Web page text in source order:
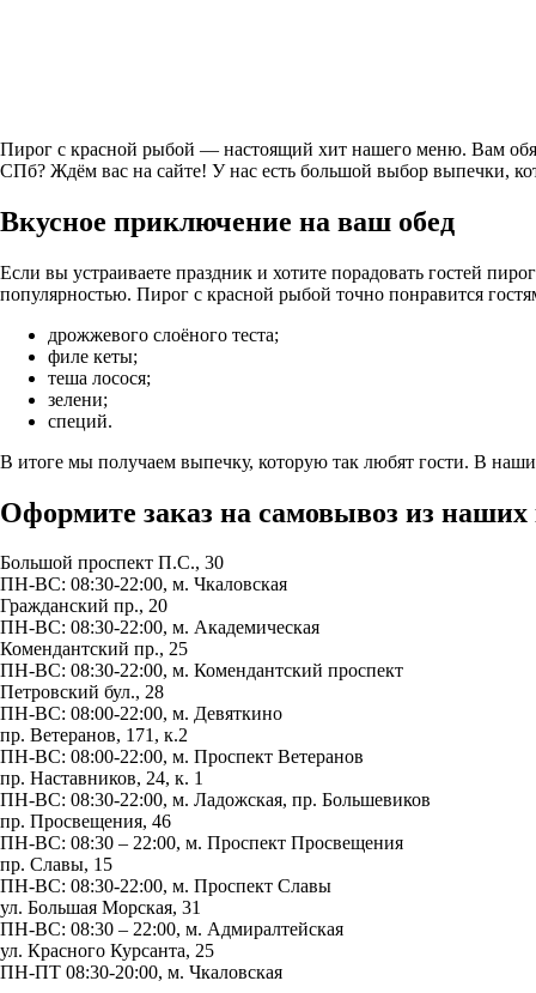
Пирог с красной рыбой — настоящий хит нашего меню. Вам
СПб? Ждём вас на сайте! У нас есть большой выбор выпечки,
Вкусное приключение на ваш обед
Если вы устраиваете праздник и хотите порадовать гостей
популярностью. Пирог с красной рыбой точно понравится
дрожжевого слоёного теста;
филе кеты;
теша лосося;
зелени;
специй.
В итоге мы получаем выпечку, которую так любят гости. В
Оформите заказ на самовывоз из наших
Большой проспект П.С., 30
ПН-ВС: 08:30-22:00, м. Чкаловская
Гражданский пр., 20
ПН-ВС: 08:30-22:00, м. Академическая
Комендантский пр., 25
ПН-ВС: 08:30-22:00, м. Комендантский проспект
Петровский бул., 28
ПН-ВС: 08:00-22:00, м. Девяткино
пр. Ветеранов, 171, к.2
ПН-ВС: 08:00-22:00, м. Проспект Ветеранов
пр. Наставников, 24, к. 1
ПН-ВС: 08:30-22:00, м. Ладожская, пр. Большевиков
пр. Просвещения, 46
ПН-ВС: 08:30 – 22:00, м. Проспект Просвещения
пр. Славы, 15
ПН-ВС: 08:30-22:00, м. Проспект Славы
ул. Большая Морская, 31
ПН-ВС: 08:30 – 22:00, м. Адмиралтейская
ул. Красного Курсанта, 25
ПН-ПТ 08:30-20:00, м. Чкаловская